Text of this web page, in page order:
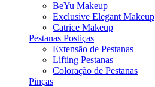
BeYu Makeup
Exclusive Elegant Makeup
Catrice Makeup
Pestanas Postiças
Extensão de Pestanas
Lifting Pestanas
Coloração de Pestanas
Pinças